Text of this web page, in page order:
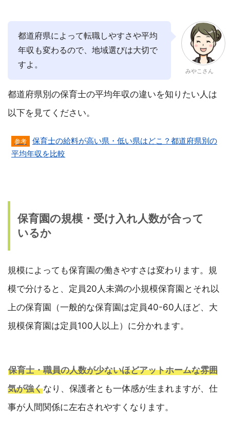
都道府県によって転職しやすさや平均
年収も変わるので、地域選びは大切で
すよ。
みやこさん
都道府県別の保育士の平均年収の違いを知りたい人は
以下を見てください。
保育士の給料が高い県・低い県はどこ？都道府県別の
平均年収を比較
保育園の規模・受け入れ人数が合って
いるか
規模によっても保育園の働きやすさは変わります。規
模で分けると、定員20人未満の小規模保育園とそれ以
上の保育園（一般的な保育園は定員40-60人ほど、大
規模保育園は定員100人以上）に分かれます。
保育士・職員の人数が少ないほどアットホームな雰囲
気が強くなり、保護者とも一体感が生まれますが、仕
事が人間関係に左右されやすくなります。